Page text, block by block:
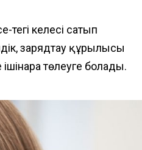
тегі келесі сатып
зарядтау құрылғысы
төлеуге болады.